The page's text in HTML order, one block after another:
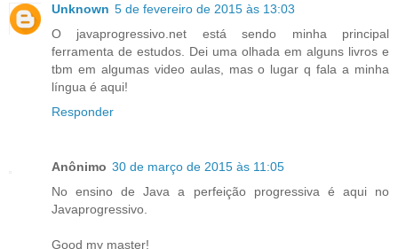
Unknown 5 de fevereiro de 2015 às 13:03
O javaprogressivo.net está sendo minha principal
ferramenta de estudos. Dei uma olhada em alguns livros e
tbm em algumas video aulas, mas o lugar q fala a minha
língua é aqui!
Responder
Anônimo 30 de março de 2015 às 11:05
No ensino de Java a perfeição progressiva é aqui no
Javaprogressivo.
Good my master!